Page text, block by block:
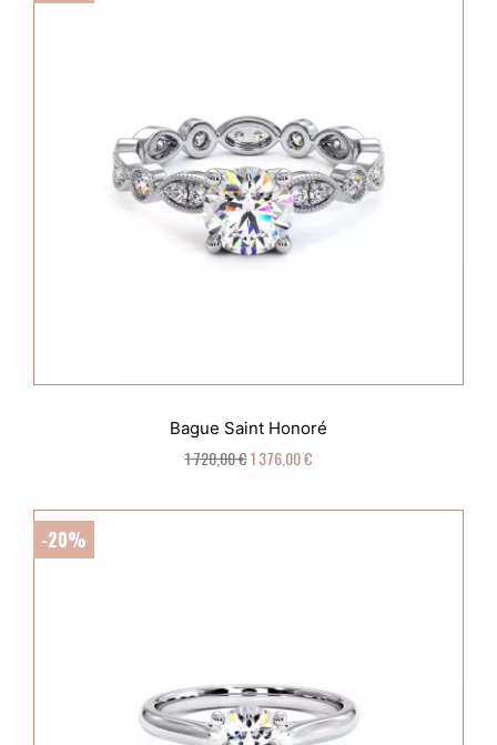
Bague Saint Honoré
1 720,00 €1 376,00 €
-20%